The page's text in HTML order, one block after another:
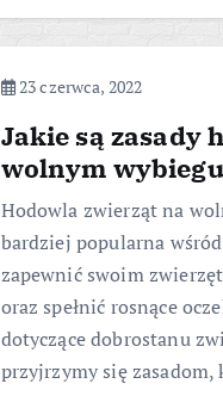
23 czerwca, 2022
Jakie są zasady
wolnym
Hodowla zwierząt na
bardziej popularna
zapewnić swoim
oraz spełnić rosnące
dotyczące dobrostanu
przyjrzymy się zasadom,